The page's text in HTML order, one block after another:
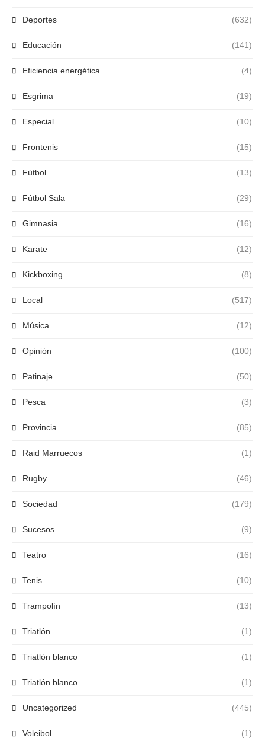
Deportes (632)
Educación (141)
Eficiencia energética (4)
Esgrima (19)
Especial (10)
Frontenis (15)
Fútbol (13)
Fútbol Sala (29)
Gimnasia (16)
Karate (12)
Kickboxing (8)
Local (517)
Música (12)
Opinión (100)
Patinaje (50)
Pesca (3)
Provincia (85)
Raid Marruecos (1)
Rugby (46)
Sociedad (179)
Sucesos (9)
Teatro (16)
Tenis (10)
Trampolín (13)
Triatlón (1)
Triatlón blanco (1)
Triatlón blanco (1)
Uncategorized (445)
Voleibol (1)